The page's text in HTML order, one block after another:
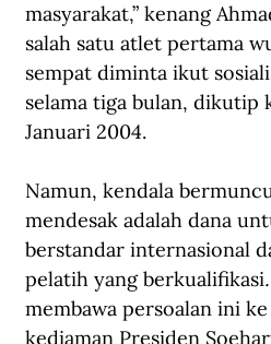
masyarakat,” kenang
salah satu atlet pertama
sempat diminta ikut
selama tiga bulan, dikutip
Januari 2004.
Namun, kendala
mendesak adalah dana
berstandar internasional
pelatih yang berkualifikasi.
membawa persoalan ini
kediaman Presiden